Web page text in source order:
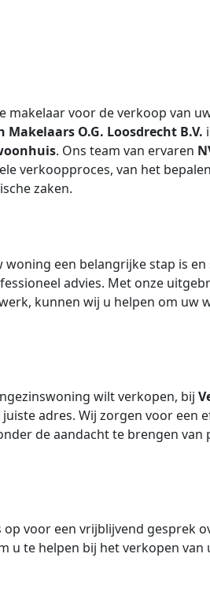
e makelaar voor de verkoop van
Makelaars O.G. Loosdrecht B.V.
. Ons team van ervaren
verkoopproces, van het
zaken.
een belangrijke stap is
advies. Met onze
kunnen wij u helpen om uw
wilt verkopen, bij
adres. Wij zorgen voor een
de aandacht te brengen van
voor een vrijblijvend gesprek
u te helpen bij het verkopen